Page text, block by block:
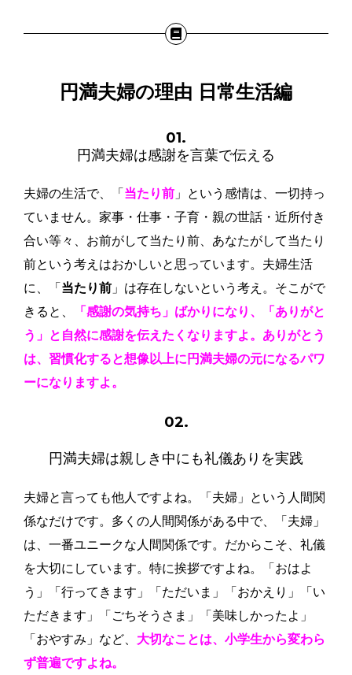
円満夫婦の理由 日常生活編
01.
円満夫婦は感謝を言葉で伝える
夫婦の生活で、「 当たり前 」という感情は、一切持っ
ていません。家事・仕事・子育・親の世話・近所付き
合い等々、お前がして当たり前、あなたがして当たり
前という考えはおかしいと思っています。夫婦生活
に、「 当たり前 」は存在しないという考え。そこがで
きると、
「感謝の気持ち」ばかりになり、「ありがと
う」と自然に感謝を伝えたくなりますよ。ありがとう
は、習慣化すると想像以上に円満夫婦の元になるパワ
ーになりますよ。
02.
円満夫婦は親しき中にも礼儀ありを実践
夫婦と言っても他人ですよね。「夫婦」という人間関
係なだけです。多くの人間関係がある中で、「夫婦」
は、一番ユニークな人間関係です。だからこそ、礼儀
を大切にしています。特に挨拶ですよね。「おはよ
う」「行ってきます」「ただいま」「おかえり」「い
ただきます」「ごちそうさま」「美味しかったよ」
「おやすみ」など、 大切なことは、小学生から変わら
ず普遍ですよね。